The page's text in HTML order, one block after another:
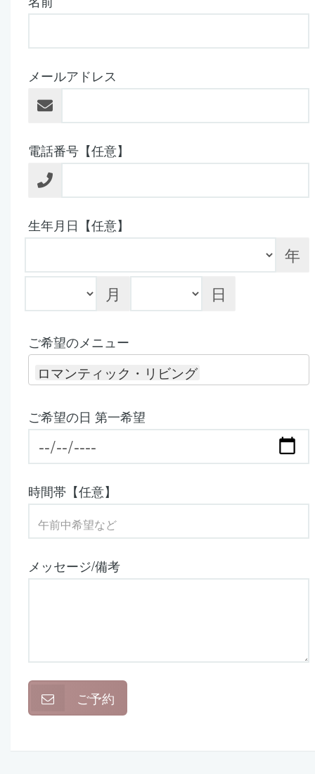
メールアドレス
電話番号【任意】
生年月日【任意】
年
月
日
ご希望のメニュー
ロマンティック・リビング
ご希望の日 第一希望
時間帯【任意】
メッセージ/備考
ご予約